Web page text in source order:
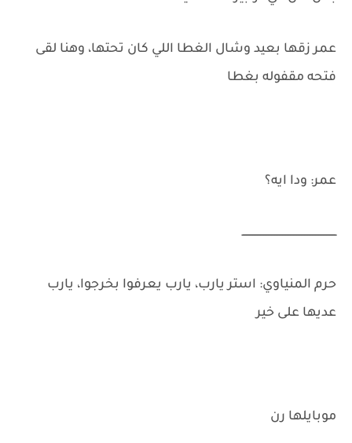
عمر زقها بعيد وشال الغطا اللي كان تحتها، وهنا لقى
فتحه مقفوله بغطا
عمر: ودا ايه؟
ــــــــــــــــــــــــــــــــــــــــــــــــــــــــــــ
حرم المنياوي: استر يارب، يارب يعرفوا بخرجوا، يارب
عديها على خير
موبايلها رن